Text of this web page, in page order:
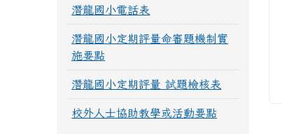
潛龍國小電話表
潛龍國小定期評量命審題機制實
施要點
潛龍國小定期評量 試題檢核表
校外人士協助教學或活動要點